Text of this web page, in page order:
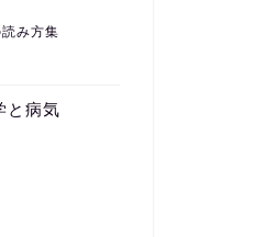
み方集
と病気